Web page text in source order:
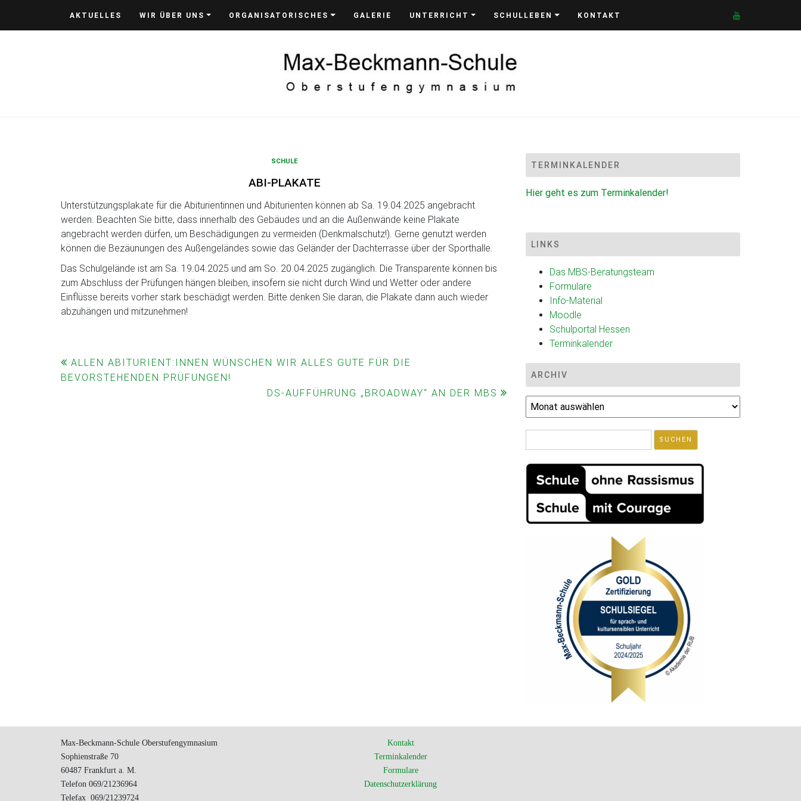
AKTUELLES WIR ÜBER UNS ORGANISATORISCHES GALERIE UNTERRICHT SCHULLEBEN KONTAKT
SCHULE
ABI-PLAKATE
Unterstützungsplakate für die Abiturientinnen und Abiturienten können ab Sa. 19.04.2025 angebracht
werden. Beachten Sie bitte, dass innerhalb des Gebäudes und an die Außenwände keine Plakate
angebracht werden dürfen, um Beschädigungen zu vermeiden (Denkmalschutz!). Gerne genutzt werden
können die Bezäunungen des Außengeländes sowie das Geländer der Dachterrasse über der Sporthalle.
Das Schulgelände ist am Sa. 19.04.2025 und am So. 20.04.2025 zugänglich. Die Transparente können bis
zum Abschluss der Prüfungen hängen bleiben, insofern sie nicht durch Wind und Wetter oder andere
Einflüsse bereits vorher stark beschädigt werden. Bitte denken Sie daran, die Plakate dann auch wieder
abzuhängen und mitzunehmen!
Beitragsnavigation
ALLEN ABITURIENT:INNEN WÜNSCHEN WIR ALLES GUTE FÜR DIE
BEVORSTEHENDEN PRÜFUNGEN!
DS-AUFFÜHRUNG „BROADWAY“ AN DER MBS
TERMINKALENDER
Hier geht es zum Terminkalender!
LINKS
Das MBS-Beratungsteam
Formulare
Info-Material
Moodle
Schulportal Hessen
Terminkalender
ARCHIV
Archiv
nach:
Max-Beckmann-Schule Oberstufengymnasium
Sophienstraße 70
60487 Frankfurt a. M.
Telefon 069/21236964
Telefax 069/21239724
Kontakt
Terminkalender
Formulare
Datenschutzerklärung